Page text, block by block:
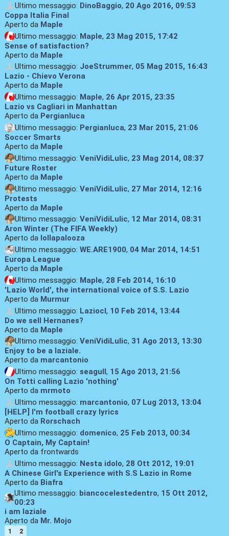
Ultimo messaggio: DinoBaggio, 20 Ago 2016, 09:53
Coppa Italia Final
Aperto da Maple
Ultimo messaggio: Maple, 23 Mag 2015, 17:42
Sense of satisfaction?
Aperto da Maple
Ultimo messaggio: JoeStrummer, 05 Mag 2015, 16:43
Lazio - Chievo Verona
Aperto da Maple
Ultimo messaggio: Maple, 26 Apr 2015, 23:35
Lazio vs Cagliari in Manhattan
Aperto da Pergianluca
Ultimo messaggio: Pergianluca, 23 Mar 2015, 21:06
Soccer Smarts
Aperto da Maple
Ultimo messaggio: VeniVidiLulic, 23 Mag 2014, 08:37
Future Roster
Aperto da Maple
Ultimo messaggio: VeniVidiLulic, 27 Mar 2014, 12:16
Protests
Aperto da Maple
Ultimo messaggio: VeniVidiLulic, 12 Mar 2014, 08:31
Aron Winter (The FIFA Weekly)
Aperto da lollapalooza
Ultimo messaggio: WE.ARE1900, 04 Mar 2014, 14:51
Europa League
Aperto da Maple
Ultimo messaggio: Maple, 28 Feb 2014, 16:10
'Lazio World', the international voice of S.S. Lazio
Aperto da Murmur
Ultimo messaggio: Laziocl, 10 Feb 2014, 13:44
Do we sell Hernanes?
Aperto da Maple
Ultimo messaggio: VeniVidiLulic, 31 Ago 2013, 13:30
Enjoy to be a laziale.
Aperto da marcantonio
Ultimo messaggio: seagull, 15 Ago 2013, 21:56
On Totti calling Lazio 'nothing'
Aperto da mrmoto
Ultimo messaggio: marcantonio, 07 Lug 2013, 13:04
[HELP] I'm football crazy lyrics
Aperto da Rorschach
Ultimo messaggio: domenico, 25 Feb 2013, 00:34
O Captain, My Captain!
Aperto da frontwards
Ultimo messaggio: Nesta idolo, 28 Ott 2012, 19:01
A Chinese Girl's Experience with S.S Lazio in Rome
Aperto da Biafra
Ultimo messaggio: biancocelestedentro, 15 Ott 2012,
00:23
i am laziale
Aperto da Mr. Mojo
1 2